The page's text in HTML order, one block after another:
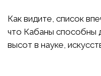
Как видите, список
что Кабаны способны
высот в науке,